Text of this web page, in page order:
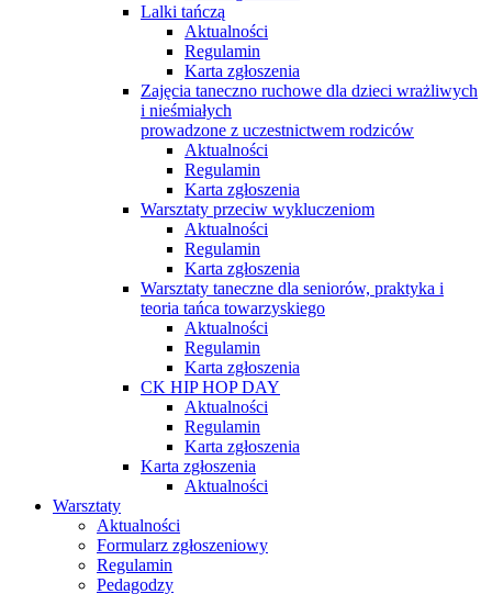
Lalki tańczą
Aktualności
Regulamin
Karta zgłoszenia
Zajęcia taneczno ruchowe dla dzieci wrażliwych
i nieśmiałych
prowadzone z uczestnictwem rodziców
Aktualności
Regulamin
Karta zgłoszenia
Warsztaty przeciw wykluczeniom
Aktualności
Regulamin
Karta zgłoszenia
Warsztaty taneczne dla seniorów, praktyka i
teoria tańca towarzyskiego
Aktualności
Regulamin
Karta zgłoszenia
CK HIP HOP DAY
Aktualności
Regulamin
Karta zgłoszenia
Karta zgłoszenia
Aktualności
Warsztaty
Aktualności
Formularz zgłoszeniowy
Regulamin
Pedagodzy